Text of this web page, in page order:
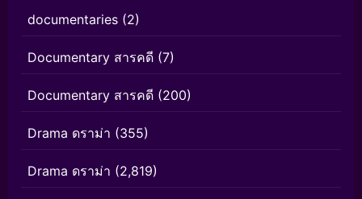
documentaries (2)
Documentary สารคดี (7)
Documentary สารคดี (200)
Drama ดราม่า (355)
Drama ดราม่า (2,819)